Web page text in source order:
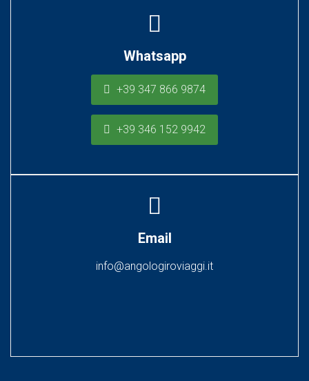
Whatsapp
+39 347 866 9874
+39 346 152 9942
Email
info@angologiroviaggi.it